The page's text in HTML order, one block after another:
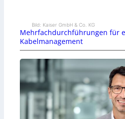
Bild: Kaiser GmbH & Co. KG
Mehrfachdurchführungen für
Kabelmanagement